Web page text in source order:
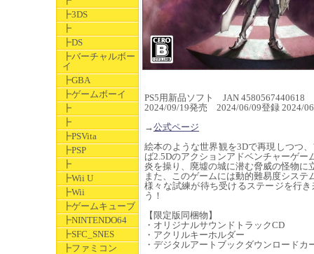
┣3DS
┣
┣DS
┣バーチャルボー
イ
┣GBA
┣ゲームボーイ
┣
┣
┣PSVita
┣PSP
┣
┣Wii U
┣Wii
┣ゲームキューブ
┣NINTENDO64
┣SFC_SNES
┣ファミコン
PS5用新品ソフト JAN 4580567440618
2024/09/19発売 2024/06/09登録 2024/
→公式ページ
絵本のような世界観を3Dで再現しつつ
ば2.5Dのアクションアドベンチャーゲー
炎を操り、廃墟の城に潜む脅威の怪物に
また、このゲームには動的難易度システ
様々な試練が待ち受けるステージを行
う！
【限定版同梱物】
・オリジナルサウンドトラックCD
・アクリルキーホルダー
・デジタルアートブックダウンロードカ